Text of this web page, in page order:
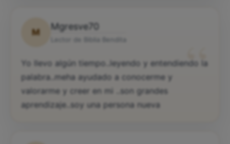
M
Mgresve70
“
Yo llevo algún tiempo..leyendo y entendiendo la
palabra..meha ayudado a conocerme y
valorarme y creer en mi ..son grandes
aprendizaje..soy una persona nueva